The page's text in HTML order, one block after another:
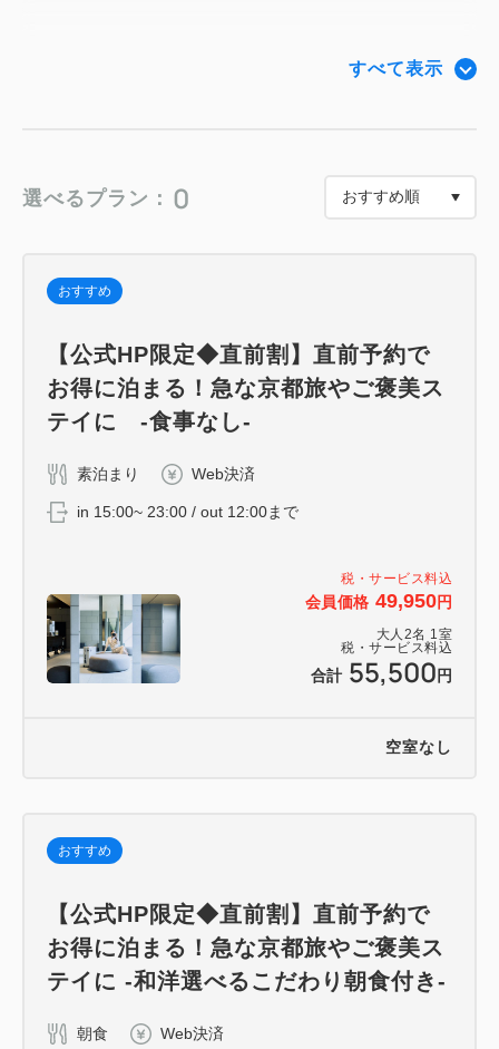
お忘れになられたお客様には、環境に配慮した客室ア
ご自宅へ持ち帰り何度もご利用いただけるよう、持ち
帰り用の袋をご用意いたします。
替え・導入を進めます。
持ち手が竹製の歯ブラシです。
京都の生活用具として古くから使われている竹を使用
しています。
持ち手が木製の髭剃りです。
ゴミの削減にも考慮し刃も2枚刃へ変更いたします。
持ち手が木製のブラシで、優しい手触りが特徴です。
ご不便をお掛け致しますが、
何卒ご理解賜りますようお願い申し上げます。
すべて表示
選べるプラン： 0
税・サービス料込
会員価格 49,950円
大人 2名 1室
税・サービス料込
合計 55,500 円
おすすめ
【公式HP限定◆直前割】直前予約で
お得に泊まる！急な京都旅やご褒美ス
テイに -食事なし-
素泊まり Web決済
in 15:00~ 23:00 / out 12:00まで
空室なし
おすすめ
【公式HP限定◆直前割】直前予約で
お得に泊まる！急な京都旅やご褒美ス
テイに -和洋選べるこだわり朝食付き-
朝食 Web決済